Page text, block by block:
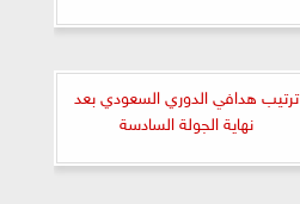
ترتيب هدافي الدوري السعودي بعد
نهاية الجولة السادسة